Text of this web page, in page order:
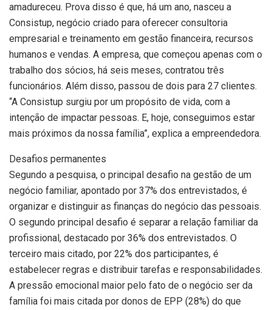
amadureceu. Prova disso é que, há um ano, nasceu a
Consistup, negócio criado para oferecer consultoria
empresarial e treinamento em gestão financeira, recursos
humanos e vendas. A empresa, que começou apenas com o
trabalho dos sócios, há seis meses, contratou três
funcionários. Além disso, passou de dois para 27 clientes.
“A Consistup surgiu por um propósito de vida, com a
intenção de impactar pessoas. E, hoje, conseguimos estar
mais próximos da nossa família”, explica a empreendedora.
Desafios permanentes
Segundo a pesquisa, o principal desafio na gestão de um
negócio familiar, apontado por 37% dos entrevistados, é
organizar e distinguir as finanças do negócio das pessoais.
O segundo principal desafio é separar a relação familiar da
profissional, destacado por 36% dos entrevistados. O
terceiro mais citado, por 22% dos participantes, é
estabelecer regras e distribuir tarefas e responsabilidades.
A pressão emocional maior pelo fato de o negócio ser da
família foi mais citada por donos de EPP (28%) do que